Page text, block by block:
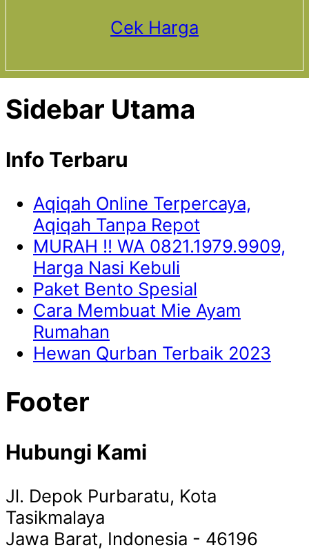
Cek Harga
Sidebar Utama
Info Terbaru
Aqiqah Online Terpercaya,
Aqiqah Tanpa Repot
MURAH !! WA 0821.1979.9909,
Harga Nasi Kebuli
Paket Bento Spesial
Cara Membuat Mie Ayam
Rumahan
Hewan Qurban Terbaik 2023
Footer
Hubungi Kami
Jl. Depok Purbaratu, Kota
Tasikmalaya
Jawa Barat, Indonesia - 46196